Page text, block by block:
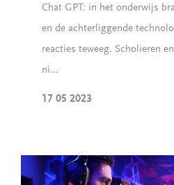
Chat GPT: in het onderwijs
en de achterliggende
reacties teweeg. Scholieren
ni...
17 05 2023